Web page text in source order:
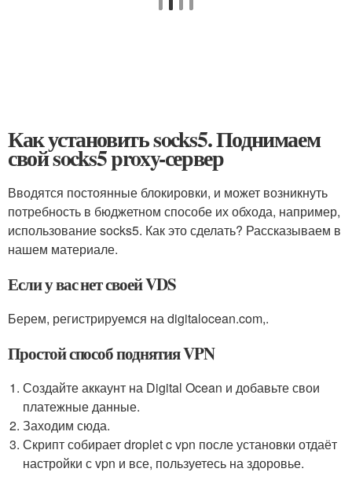
Как установить socks5. Поднимаем
свой socks5 proxy-сервер
Вводятся постоянные блокировки, и может возникнуть
потребность в бюджетном способе их обхода, например,
использование socks5. Как это сделать? Рассказываем в
нашем материале.
Если у вас нет своей VDS
Берем, регистрируемся на digitalocean.com,.
Простой способ поднятия VPN
Создайте аккаунт на Digital Ocean и добавьте свои
платежные данные.
Заходим сюда.
Скрипт собирает droplet c vpn после установки отдаёт
настройки с vpn и все, пользуетесь на здоровье.